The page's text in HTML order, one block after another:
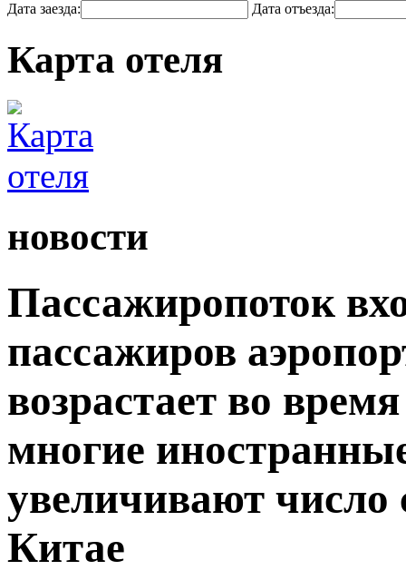
Дата заезда: Дата отъезда:
Карта отеля
новости
Пассажиропоток
пассажиров
возрастает во
многие
увеличивают
Китае